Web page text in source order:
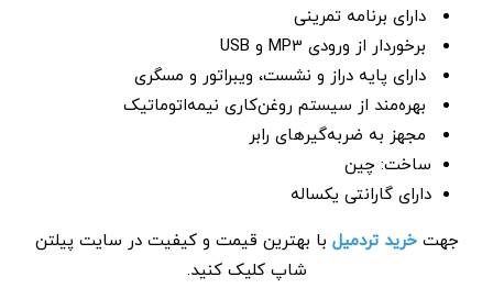
دارای برنامه تمرینی
برخوردار از ورودی MP3 و USB
دارای پایه دراز و نشست، ویبراتور و مسگری
بهره‌مند از سیستم روغن‌کاری نیمه‌اتوماتیک
مجهز به ضربه‌گیرهای رابر
ساخت: چین
دارای گارانتی یکساله
جهتخرید تردمیل با بهترین قیمت و کیفیت در سایت پیلتن
شاپ کلیک کنید.